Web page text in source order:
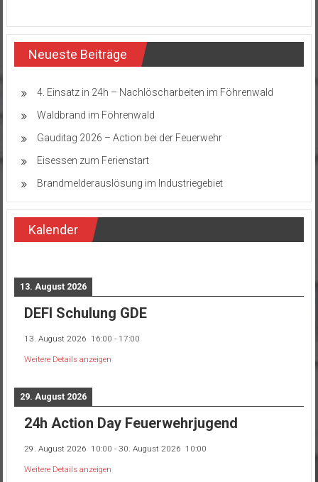
Neueste Beiträge
4. Einsatz in 24h – Nachlöscharbeiten im Föhrenwald
Waldbrand im Föhrenwald
Gauditag 2026 – Action bei der Feuerwehr
Eisessen zum Ferienstart
Brandmelderauslösung im Industriegebiet
Kalender
13. August 2026
DEFI Schulung GDE
13. August 2026 16:00 - 17:00
Weitere Details anzeigen
29. August 2026
24h Action Day Feuerwehrjugend
29. August 2026 10:00 - 30. August 2026 10:00
Weitere Details anzeigen